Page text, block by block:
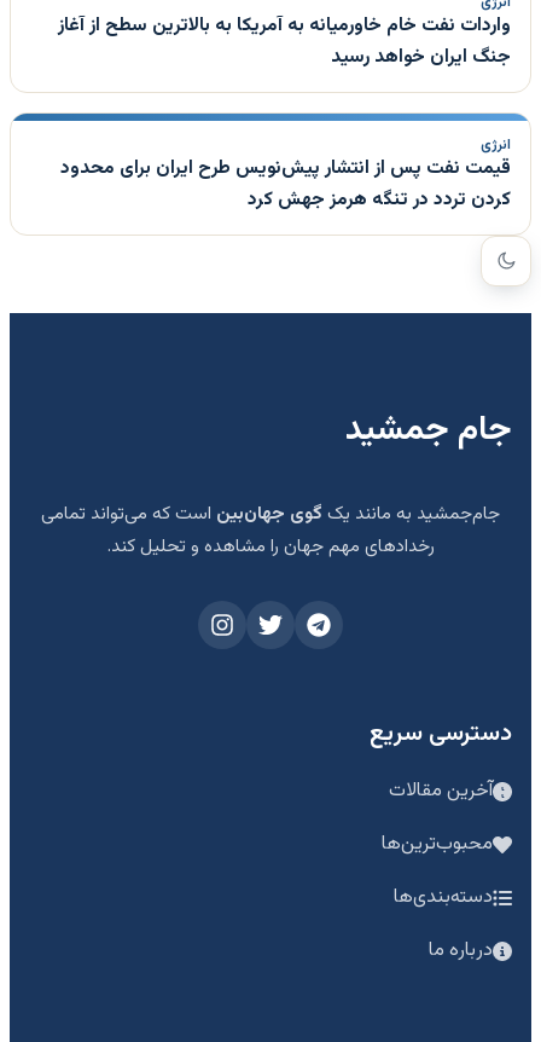
واردات نفت خام خاورمیانه به آمریکا به بالاترین سطح از آغاز
جنگ ایران خواهد رسید
انرژی
قیمت نفت پس از انتشار پیش‌نویس طرح ایران برای محدود
کردن تردد در تنگه هرمز جهش کرد
جام جمشید
جام‌جمشید به مانند یک گوی جهان‌بین است که می‌تواند تمامی
رخدادهای مهم جهان را مشاهده و تحلیل کند.
دسترسی سریع
آخرین مقالات
محبوب‌ترین‌ها
دسته‌بندی‌ها
درباره ما